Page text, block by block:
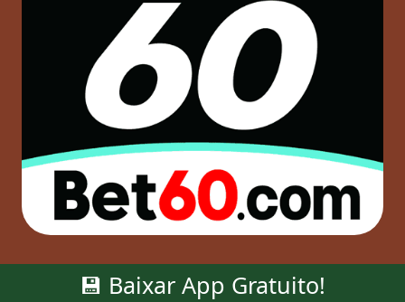
💾 Baixar App Gratuito!